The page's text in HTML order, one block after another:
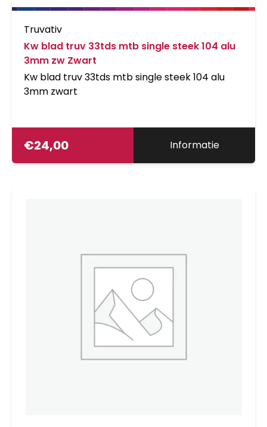
Truvativ
Kw blad truv 33tds mtb single steek 104 alu
3mm zw Zwart
Kw blad truv 33tds mtb single steek 104 alu
3mm zwart
€24,00 Informatie